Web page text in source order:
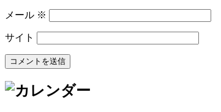
メール ※
サイト